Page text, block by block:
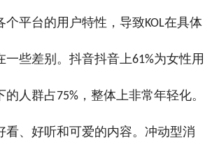
个平台的用户特性，导致KOL在具体
一些差别。抖音抖音上61%为女性用
的人群占75% ，整体上非常年轻化。
看、好听和可爱的内容。冲动型消